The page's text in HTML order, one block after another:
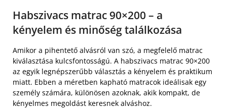
Habszivacs matrac 90×200 – a
kényelem és minőség találkozása
Amikor a pihentető alvásról van szó, a megfelelő matrac
kiválasztása kulcsfontosságú. A habszivacs matrac 90×200
az egyik legnépszerűbb választás a kényelem és praktikum
miatt. Ebben a méretben kapható matracok ideálisak egy
személy számára, különösen azoknak, akik kompakt, de
kényelmes megoldást keresnek alváshoz.